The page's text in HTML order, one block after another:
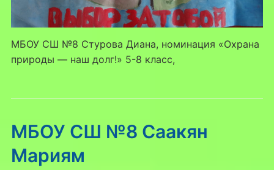
МБОУ СШ №8 Стурова Диана, номинация «Охрана
природы — наш долг!» 5-8 класс,
МБОУ СШ №8 Саакян
Мариям